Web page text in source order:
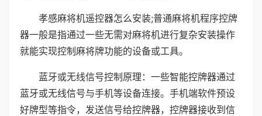
孝感麻将机遥控器怎么安装;普通麻将机程序控牌
器一般是指通过一些无需对麻将机进行复杂安装操作
就能实现控制麻将牌功能的设备或工具。
蓝牙或无线信号控制原理：一些智能控牌器通过
蓝牙或无线信号与手机等设备连接。手机端软件预设
好牌型等指令，发送信号给控牌器，控牌器接收到信